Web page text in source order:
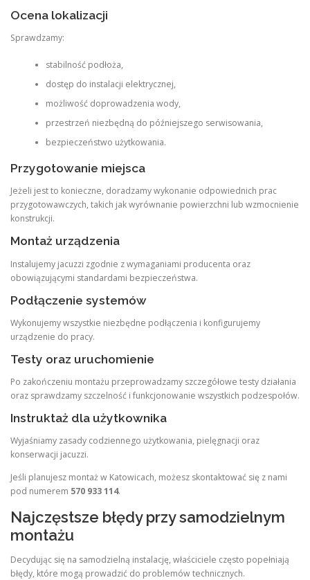
Ocena lokalizacji
Sprawdzamy:
stabilność podłoża,
dostęp do instalacji elektrycznej,
możliwość doprowadzenia wody,
przestrzeń niezbędną do późniejszego serwisowania,
bezpieczeństwo użytkowania.
Przygotowanie miejsca
Jeżeli jest to konieczne, doradzamy wykonanie odpowiednich prac
przygotowawczych, takich jak wyrównanie powierzchni lub wzmocnienie
konstrukcji.
Montaż urządzenia
Instalujemy jacuzzi zgodnie z wymaganiami producenta oraz
obowiązującymi standardami bezpieczeństwa.
Podłączenie systemów
Wykonujemy wszystkie niezbędne podłączenia i konfigurujemy
urządzenie do pracy.
Testy oraz uruchomienie
Po zakończeniu montażu przeprowadzamy szczegółowe testy działania
oraz sprawdzamy szczelność i funkcjonowanie wszystkich podzespołów.
Instruktaż dla użytkownika
Wyjaśniamy zasady codziennego użytkowania, pielęgnacji oraz
konserwacji jacuzzi.
Jeśli planujesz montaż w Katowicach, możesz skontaktować się z nami
pod numerem 570 933 114.
Najczęstsze błędy przy samodzielnym
montażu
Decydując się na samodzielną instalację, właściciele często popełniają
błędy, które mogą prowadzić do problemów technicznych.